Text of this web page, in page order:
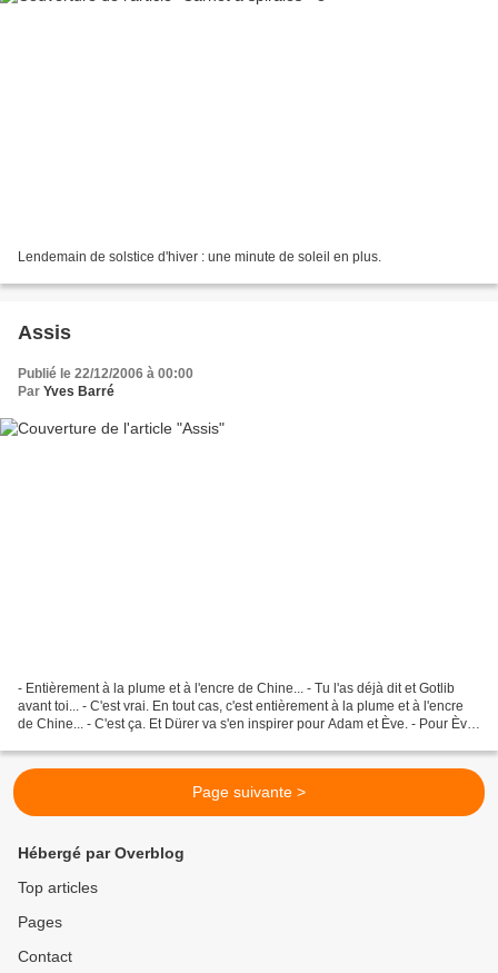
Lendemain de solstice d'hiver : une minute de soleil en plus.
Assis
Publié le 22/12/2006 à 00:00
Par Yves Barré
- Entièrement à la plume et à l'encre de Chine... - Tu l'as déjà dit et Gotlib
avant toi... - C'est vrai. En tout cas, c'est entièrement à la plume et à l'encre
de Chine... - C'est ça. Et Dürer va s'en inspirer pour Adam et Ève. - Pour Ève,
Page suivante >
Hébergé par Overblog
Top articles
Pages
Contact